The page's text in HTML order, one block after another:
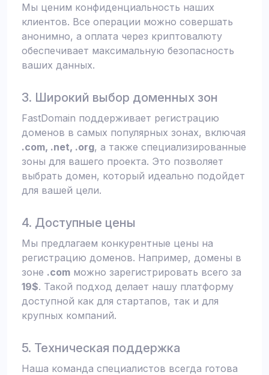
Мы ценим конфиденциальность наших
клиентов. Все операции можно совершать
анонимно, а оплата через криптовалюту
обеспечивает максимальную безопасность
ваших данных.
3. Широкий выбор доменных зон
FastDomain поддерживает регистрацию
доменов в самых популярных зонах, включая
.com, .net, .org, а также специализированные
зоны для вашего проекта. Это позволяет
выбрать домен, который идеально подойдет
для вашей цели.
4. Доступные цены
Мы предлагаем конкурентные цены на
регистрацию доменов. Например, домены в
зоне .com можно зарегистрировать всего за
19$. Такой подход делает нашу платформу
доступной как для стартапов, так и для
крупных компаний.
5. Техническая поддержка
Наша команда специалистов всегда готова